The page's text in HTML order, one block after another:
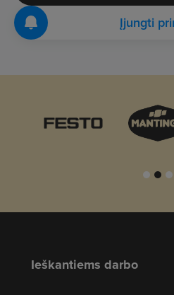
Įjungti
Ieškantiems darbo